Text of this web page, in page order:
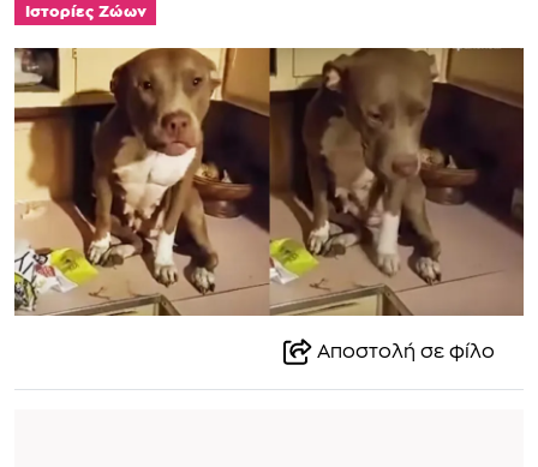
Ιστορίες Ζώων
Αποστολή σε φίλο